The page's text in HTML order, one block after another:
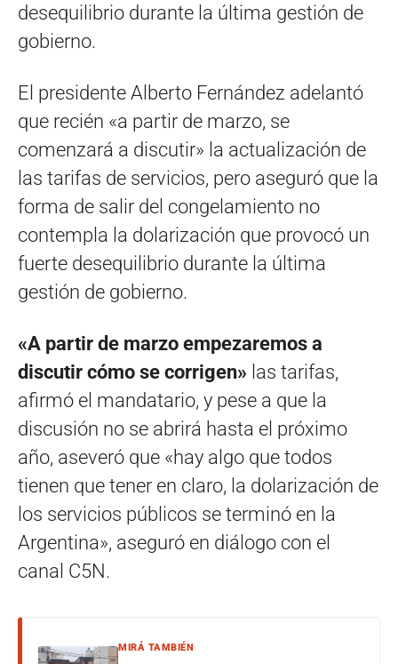
desequilibrio durante la última gestión de
gobierno.
El presidente Alberto Fernández adelantó
que recién «a partir de marzo, se
comenzará a discutir» la actualización de
las tarifas de servicios, pero aseguró que la
forma de salir del congelamiento no
contempla la dolarización que provocó un
fuerte desequilibrio durante la última
gestión de gobierno.
«A partir de marzo empezaremos a
discutir cómo se corrigen» las tarifas,
afirmó el mandatario, y pese a que la
discusión no se abrirá hasta el próximo
año, aseveró que «hay algo que todos
tienen que tener en claro, la dolarización de
los servicios públicos se terminó en la
Argentina», aseguró en diálogo con el
canal C5N.
MIRÁ TAMBIÉN